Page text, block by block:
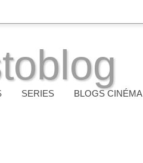
SERIES BLOGS CINÉMA